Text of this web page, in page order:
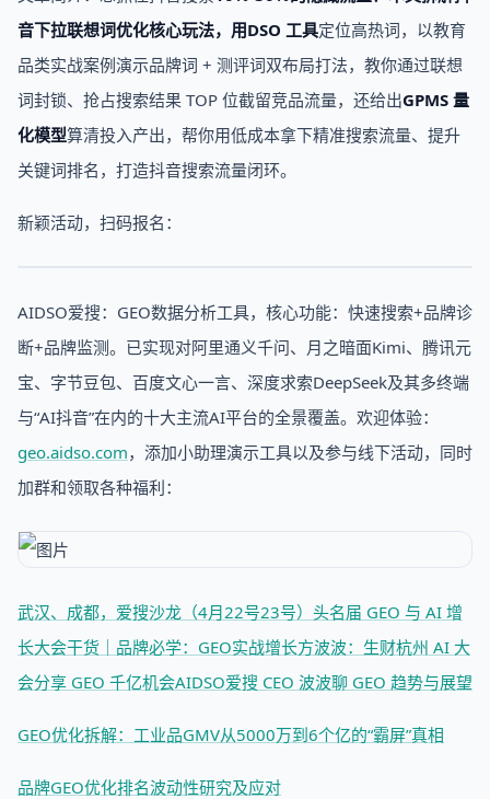
音下拉联想词优化核心玩法，用DSO 工具定位高热词，以教育
品类实战案例演示品牌词 + 测评词双布局打法，教你通过联想
词封锁、抢占搜索结果 TOP 位截留竞品流量，还给出GPMS 量
化模型算清投入产出，帮你用低成本拿下精准搜索流量、提升
关键词排名，打造抖音搜索流量闭环。
新颖活动，扫码报名：
AIDSO爱搜：GEO数据分析工具，核心功能：快速搜索+品牌诊
断+品牌监测。已实现对阿里通义千问、月之暗面Kimi、腾讯元
宝、字节豆包、百度文心一言、深度求索DeepSeek及其多终端
与“AI抖音”在内的十大主流AI平台的全景覆盖。欢迎体验：
geo.aidso.com，添加小助理演示工具以及参与线下活动，同时
加群和领取各种福利：
武汉、成都，爱搜沙龙（4月22号23号） 头名届 GEO 与 AI 增
长大会干货｜品牌必学：GEO实战增长方波波：生财杭州 AI 大
会分享 GEO 千亿机会AIDSO爱搜 CEO 波波聊 GEO 趋势与展望
GEO优化拆解：工业品GMV从5000万到6个亿的“霸屏”真相
品牌GEO优化排名波动性研究及应对